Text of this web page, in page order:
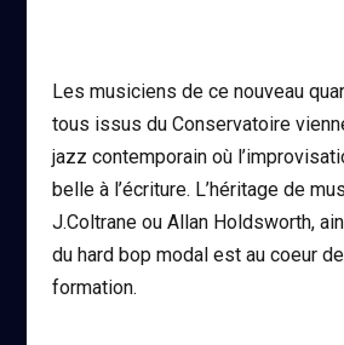
Les musiciens de ce nouveau
tous issus du Conservatoire
jazz contemporain où
belle à l’écriture. L’héritage de
J.Coltrane ou Allan Holdsworth,
du hard bop modal est au coeur
formation.